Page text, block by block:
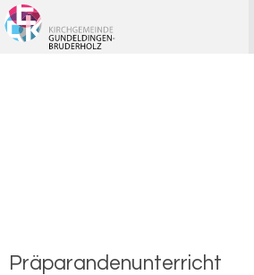
Prä­pa­ran­den­un­ter­richt